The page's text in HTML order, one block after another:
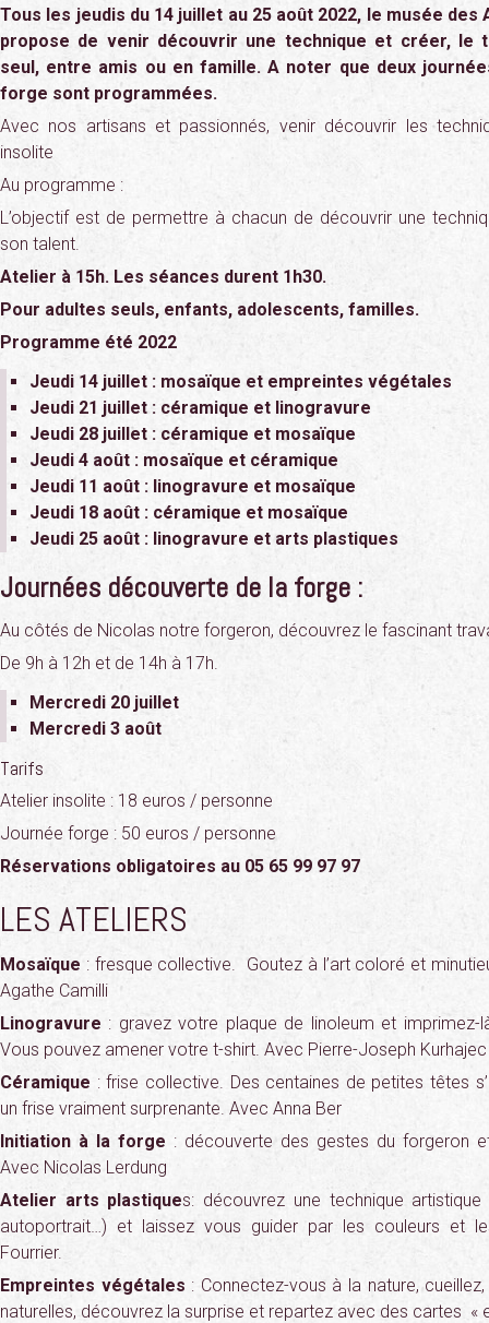
Tous les jeudis du 14 juillet au 25 août 2022, le musée
propose de venir découvrir une technique et créer, le
seul, entre amis ou en famille. A noter que deux
forge sont programmées.
Avec nos artisans et passionnés, venir découvrir les
insolite
Au programme :
L’objectif est de permettre à chacun de découvrir une
son talent.
Atelier à 15h. Les séances durent 1h30.
Pour adultes seuls, enfants, adolescents, familles.
Programme été 2022
Jeudi 14 juillet : mosaïque et empreintes végétales
Jeudi 21 juillet : céramique et linogravure
Jeudi 28 juillet : céramique et mosaïque
Jeudi 4 août : mosaïque et céramique
Jeudi 11 août : linogravure et mosaïque
Jeudi 18 août : céramique et mosaïque
Jeudi 25 août : linogravure et arts plastiques
Journées découverte de la forge :
Au côtés de Nicolas notre forgeron, découvrez le fascinant
De 9h à 12h et de 14h à 17h.
Mercredi 20 juillet
Mercredi 3 août
Tarifs
Atelier insolite : 18 euros / personne
Journée forge : 50 euros / personne
Réservations obligatoires au 05 65 99 97 97
LES ATELIERS
Mosaïque : fresque collective. Goutez à l’art coloré et
Agathe Camilli
Linogravure : gravez votre plaque de linoleum et imprimez-
Vous pouvez amener votre t-shirt. Avec Pierre-Joseph Kurhajec
Céramique : frise collective. Des centaines de petites têtes
un frise vraiment surprenante. Avec Anna Ber
Initiation à la forge : découverte des gestes du forgeron
Avec Nicolas Lerdung
Atelier arts plastiques: découvrez une technique
autoportrait…) et laissez vous guider par les couleurs et
Fourrier.
Empreintes végétales : Connectez-vous à la nature,
naturelles, découvrez la surprise et repartez avec des cartes «